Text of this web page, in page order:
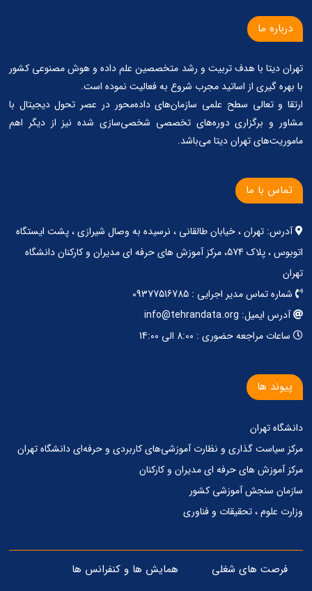
درباره ما
تهران دیتا با هدف تربیت و رشد متخصصین علم داده و هوش مصنوعی کشور
با بهره گیری از اساتید مجرب شروع به فعالیت نموده است.
ارتقا و تعالی سطح علمی سازمان‌های داده‌محور در عصر تحول دیجیتال با
مشاور و برگزاری دوره‌های تخصصی شخصی‌سازی شده نیز از دیگر اهم
ماموریت‌های تهران دیتا می‌باشد.
تماس با ما
آدرس: تهران ، خیابان طالقانی ، نرسیده به وصال شیرازی ، پشت ایستگاه
اتوبوس ، پلاک 574، مرکز آموزش های حرفه ای مدیران و کارکنان دانشگاه
تهران
شماره تماس مدیر اجرایی : 09377516785
آدرس ایمیل: info@tehrandata.org
ساعات مراجعه حضوری : 8:00 الی 14:00
پیوند ها
دانشگاه تهران
مرکز‌ سیاست گذاری‌ و‌ نظارت آموزشی‌های کاربردی‌ و‌ حرفه‌ای دانشگاه تهران
مرکز آموزش های حرفه ای مدیران و کارکنان
سازمان سنجش آموزشی کشور
وزارت علوم ، تحقیقات و فناوری
فرصت های شغلی
همایش ها و کنفرانس ها